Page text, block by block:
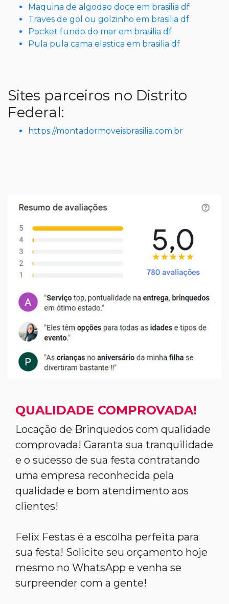
Maquina de algodao doce em brasilia df
Traves de gol ou golzinho em brasilia df
Pocket fundo do mar em brasilia df
Pula pula cama elastica em brasilia df
Sites parceiros no Distrito
Federal:
https://montadormoveisbrasilia.com.br
QUALIDADE COMPROVADA!
Locação de Brinquedos com qualidade
comprovada! Garanta sua tranquilidade
e o sucesso de sua festa contratando
uma empresa reconhecida pela
qualidade e bom atendimento aos
clientes!
Felix Festas é a escolha perfeita para
sua festa! Solicite seu orçamento hoje
mesmo no WhatsApp e venha se
surpreender com a gente!